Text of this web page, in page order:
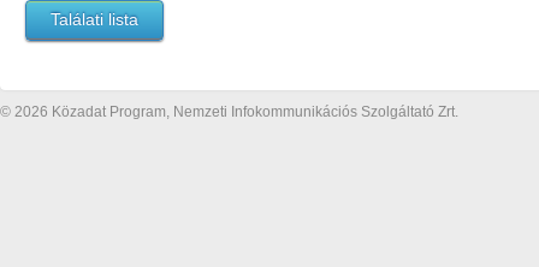
Találati lista
© 2026 Közadat Program, Nemzeti Infokommunikációs Szolgáltató Zrt.